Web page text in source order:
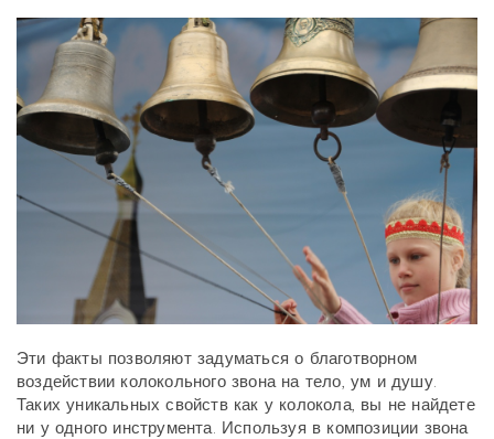
Эти факты позволяют задуматься о благотворном
воздействии колокольного звона на тело, ум и душу.
Таких уникальных свойств как у колокола, вы не найдете
ни у одного инструмента. Используя в композиции звона